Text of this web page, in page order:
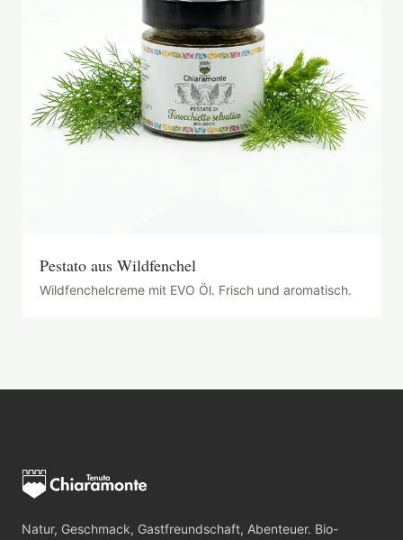
Pestato aus Wildfenchel
Wildfenchelcreme mit EVO Öl. Frisch und aromatisch.
Natur, Geschmack, Gastfreundschaft, Abenteuer. Bio-